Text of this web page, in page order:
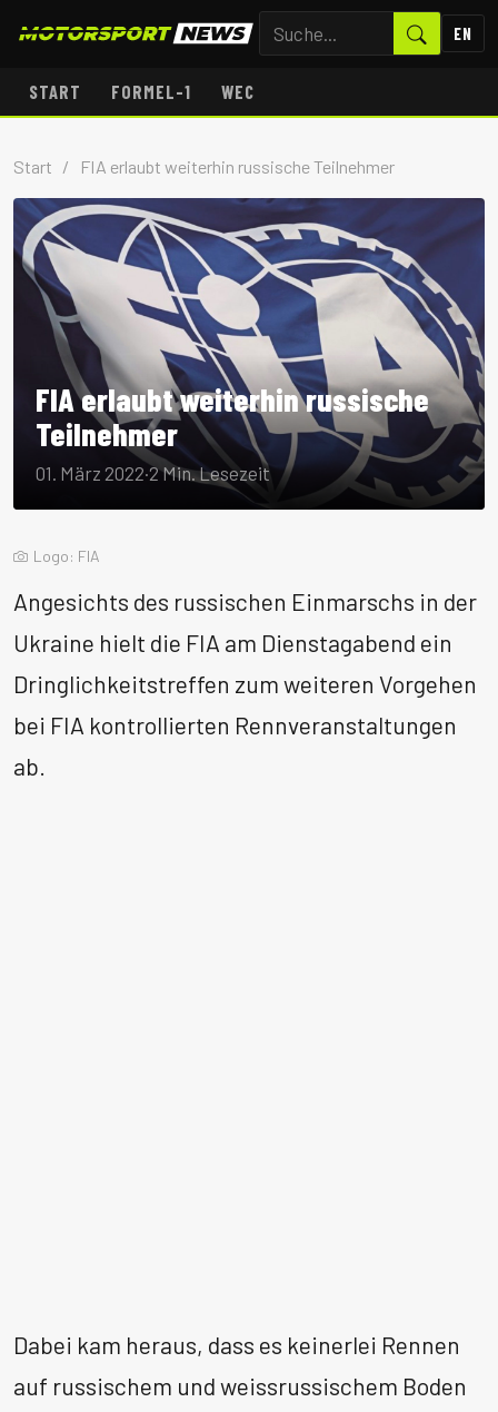
EN
START FORMEL-1 WEC
Start / FIA erlaubt weiterhin russische Teilnehmer
FIA erlaubt weiterhin russische
Teilnehmer
01. März 2022·2 Min. Lesezeit
Logo: FIA
Angesichts des russischen Einmarschs in der
Ukraine hielt die FIA am Dienstagabend ein
Dringlichkeitstreffen zum weiteren Vorgehen
bei FIA kontrollierten Rennveranstaltungen
ab.
Dabei kam heraus, dass es keinerlei Rennen
auf russischem und weissrussischem Boden